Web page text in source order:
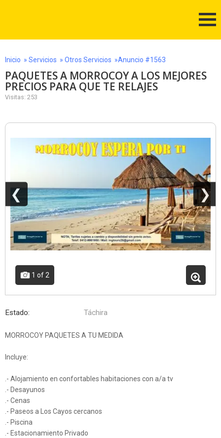
Inicio » Servicios » Otros Servicios »Anuncio #1563
PAQUETES A MORROCOY A LOS MEJORES
PRECIOS PARA QUE TE RELAJES
Visitas: 253
❮ ❯
1 of 2
Estado: Táchira
MORROCOY PAQUETES A TU MEDIDA
Incluye:
.- Alojamiento en confortables habitaciones con a/a tv
.- Desayunos
.- Cenas
.- Paseos a Los Cayos cercanos
.- Piscina
.- Estacionamiento Privado